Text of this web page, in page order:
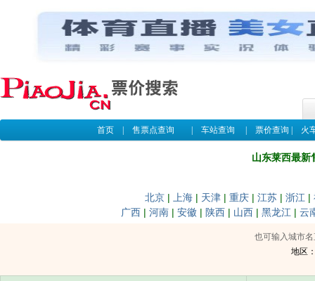
首页| 售票点查询 车站查询 票价查询 火
山东莱西最新
北京 | 上海 | 天津 | 重庆 | 江苏 | 浙江 |
广西 | 河南 | 安徽 | 陕西 | 山西 | 黑龙江 | 云
也可输入城市
地区